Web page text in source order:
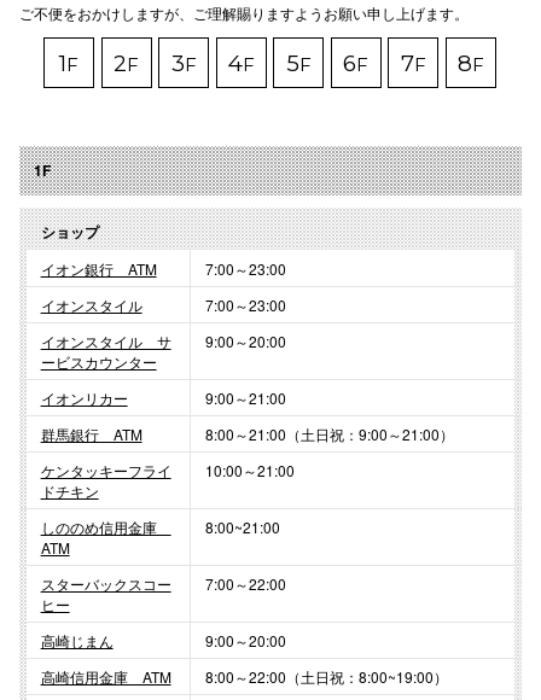
ご不便をおかけしますが、ご理解賜りますようお願い申し上げます。
1F 2F 3F 4F 5F 6F 7F 8F
1F
ショップ
イオン銀行 ATM
7:00～23:00
イオンスタイル
7:00～23:00
イオンスタイル サ
ービスカウンター
9:00～20:00
イオンリカー
9:00～21:00
群馬銀行 ATM
8:00～21:00（土日祝：9:00～21:00）
ケンタッキーフライ
ドチキン
10:00～21:00
しののめ信用金庫
ATM
8:00~21:00
スターバックスコー
ヒー
7:00～22:00
高崎じまん
9:00～20:00
高崎信用金庫 ATM
8:00～22:00（土日祝：8:00~19:00）
横浜ビ
仙台フ